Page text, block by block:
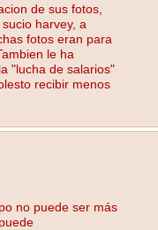
de sus fotos,
harvey, a
fotos eran para
le ha
"lucha de salarios"
recibir menos
no puede ser más